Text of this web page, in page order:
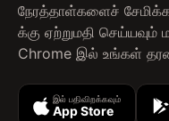
நேரத்தாள்களைச்
க்கு ஏற்றுமதி செய்யவும்
Chrome இல் உங்கள் தரவை
இல் பதிவிறக்கவும்
App Store